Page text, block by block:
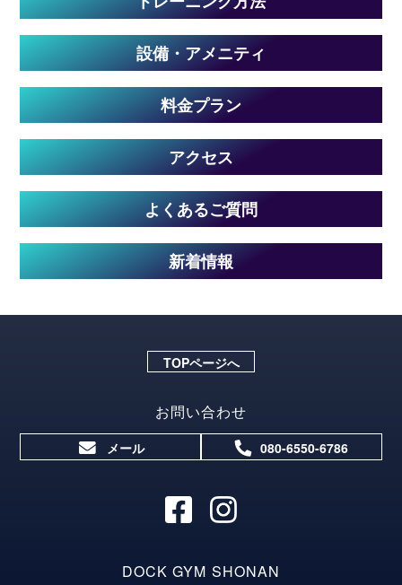
設備・アメニティ
料金プラン
アクセス
よくあるご質問
新着情報
TOPページへ
お問い合わせ
メール 080-6550-6786
DOCK GYM SHONAN